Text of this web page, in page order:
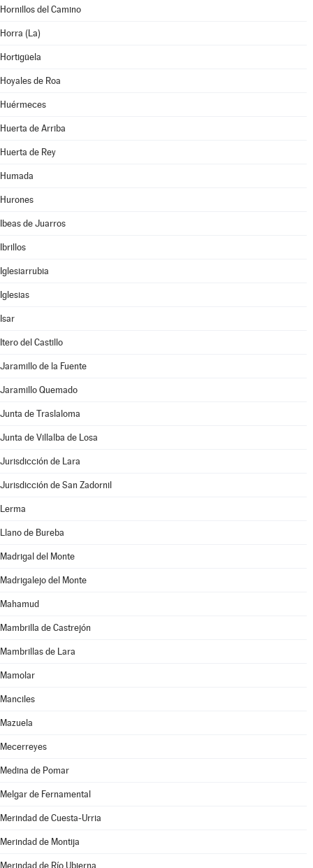
Hornillos del Camino
Horra (La)
Hortigüela
Hoyales de Roa
Huérmeces
Huerta de Arriba
Huerta de Rey
Humada
Hurones
Ibeas de Juarros
Ibrillos
Iglesiarrubia
Iglesias
Isar
Itero del Castillo
Jaramillo de la Fuente
Jaramillo Quemado
Junta de Traslaloma
Junta de Villalba de Losa
Jurisdicción de Lara
Jurisdicción de San Zadornil
Lerma
Llano de Bureba
Madrigal del Monte
Madrigalejo del Monte
Mahamud
Mambrilla de Castrejón
Mambrillas de Lara
Mamolar
Manciles
Mazuela
Mecerreyes
Medina de Pomar
Melgar de Fernamental
Merindad de Cuesta-Urria
Merindad de Montija
Merindad de Río Ubierna